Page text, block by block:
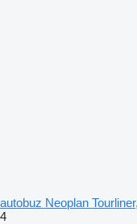
autobuz Neoplan
4